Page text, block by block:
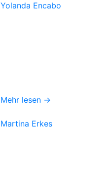
Yolanda Encabo
Mehr lesen →
Martina Erkes